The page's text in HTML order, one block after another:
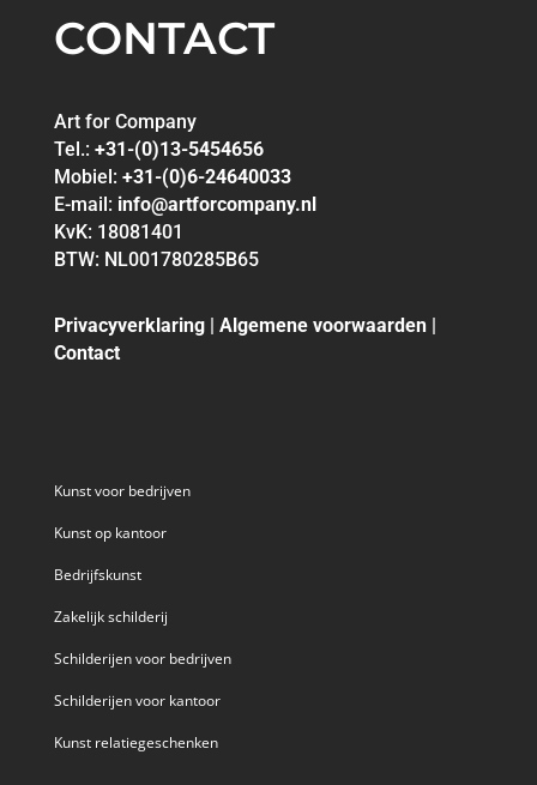
CONTACT
Art for Company
Tel.: +31-(0)13-5454656
Mobiel: +31-(0)6-24640033
E-mail: info@artforcompany.nl
KvK: 18081401
BTW: NL001780285B65
Privacyverklaring| Algemene voorwaarden|
Contact
Kunst voor bedrijven
Kunst op kantoor
Bedrijfskunst
Zakelijk schilderij
Schilderijen voor bedrijven
Schilderijen voor kantoor
Kunst relatiegeschenken